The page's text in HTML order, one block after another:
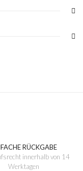
RÜCKGABE
innerhalb von 14
Werktagen